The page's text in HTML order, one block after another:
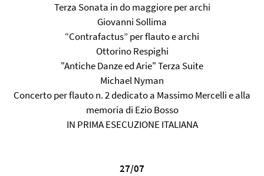
Terza Sonata in do maggiore per archi
Giovanni Sollima
“Contrafactus” per flauto e archi
Ottorino Respighi
"Antiche Danze ed Arie" Terza Suite
Michael Nyman
Concerto per flauto n. 2 dedicato a Massimo Mercelli e alla
memoria di Ezio Bosso
IN PRIMA ESECUZIONE ITALIANA
27/07